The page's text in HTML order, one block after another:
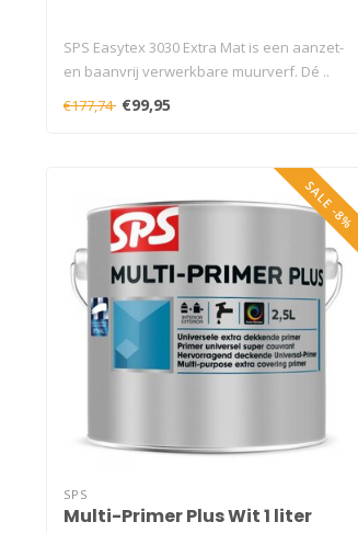
SPS Easytex 3030 Extra Mat is een aanzet-
en baanvrij verwerkbare muurverf. Dé ..
€177,74 €99,95
SALE -8%
SPS
Multi-Primer Plus Wit 1 liter